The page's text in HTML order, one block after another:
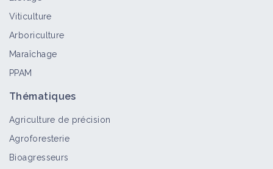
Viticulture
Arboriculture
Maraîchage
PPAM
Thématiques
Agriculture de précision
Agroforesterie
Bioagresseurs